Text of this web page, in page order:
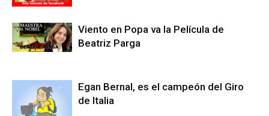
Viento en Popa va la Película de
Beatriz Parga
Egan Bernal, es el campeón del Giro
de Italia